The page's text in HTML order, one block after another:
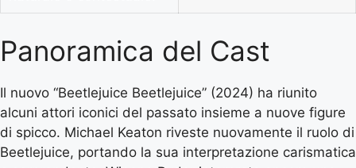
Panoramica del Cast
Il nuovo “Beetlejuice Beetlejuice” (2024) ha riunito
alcuni attori iconici del passato insieme a nuove figure
di spicco. Michael Keaton riveste nuovamente il ruolo di
Beetlejuice, portando la sua interpretazione carismatica